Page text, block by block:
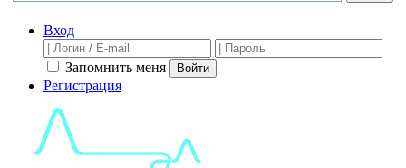
Вход
Запомнить меня Войти
Регистрация